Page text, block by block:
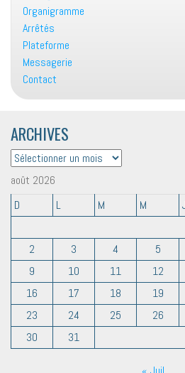
Organigramme
Arrêtés
Plateforme
Messagerie
Contact
ARCHIVES
ARCHIVES
août 2026
D
L M M
2
3 4 5
9
10 11 12
16
17 18 19
23
24 25 26
30
31